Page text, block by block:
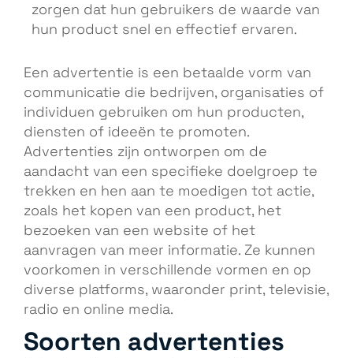
zorgen dat hun gebruikers de waarde van
hun product snel en effectief ervaren.
Een advertentie is een betaalde vorm van
communicatie die bedrijven, organisaties of
individuen gebruiken om hun producten,
diensten of ideeën te promoten.
Advertenties zijn ontworpen om de
aandacht van een specifieke doelgroep te
trekken en hen aan te moedigen tot actie,
zoals het kopen van een product, het
bezoeken van een website of het
aanvragen van meer informatie. Ze kunnen
voorkomen in verschillende vormen en op
diverse platforms, waaronder print, televisie,
radio en online media.
Soorten advertenties